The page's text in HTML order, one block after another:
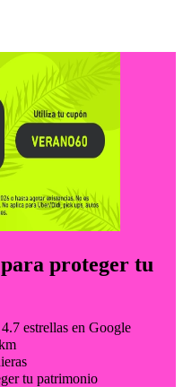
para proteger tu
estrellas en Google
tu patrimonio